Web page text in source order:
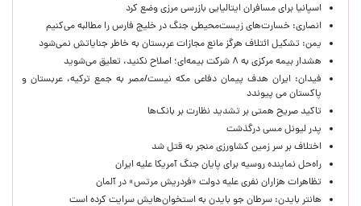
اسپانیا برای مسافران ایتالیایی بازرسی مرزی وضع کرد
انصاری: خسارت‌های زیست‌محیطی جنگ در خلیج فارس را مطالبه‌ می‌کنیم
یمن: تشکیل ائتلاف هرگز مانع مجازات عربستان به خاطر جنایاتش نمی‌شود
هشدار بیمه مرکزی به ۸ شرکت بیمه‌ای؛ اصلاح نکنید، تعلیق می‌شوید
فیدان: ایران هدف پیمان دفاعی مکه نیست/مصر به جمع ترکیه، عربستان و
پاکستان می پیوندد
تاکید صریح همتی بر تشدید نظارت بر بانک‌ها
پدر لیونل مسی درگذشت
اختلاف بر سر زمین کشاورزی منجر به قتل شد
راه‌حل نماینده روسیه برای پایان جنگ آمریکا علیه ایران
تظاهرات هزاران نفری علیه دولت «فردریش مرتس» در آلمان
هانتر بایدن: سرطان جو بایدن به استخوان‌هایش سرایت کرده است